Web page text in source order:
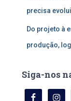
precisa
Do projeto à
produção,
Siga-nos